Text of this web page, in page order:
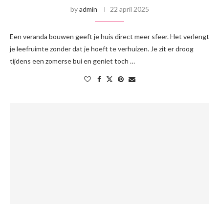
byadmin 22 april 2025
Een veranda bouwen geeft je huis direct meer sfeer. Het verlengt
je leefruimte zonder dat je hoeft te verhuizen. Je zit er droog
tijdens een zomerse bui en geniet toch …